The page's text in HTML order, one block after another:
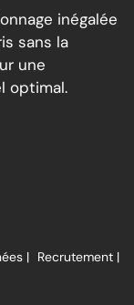
inégalée
sans la
une
optimal.
| Recrutement |